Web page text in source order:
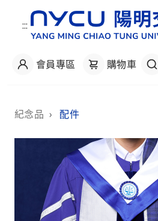
:::
會員專區 購物車
紀念品 › 配件